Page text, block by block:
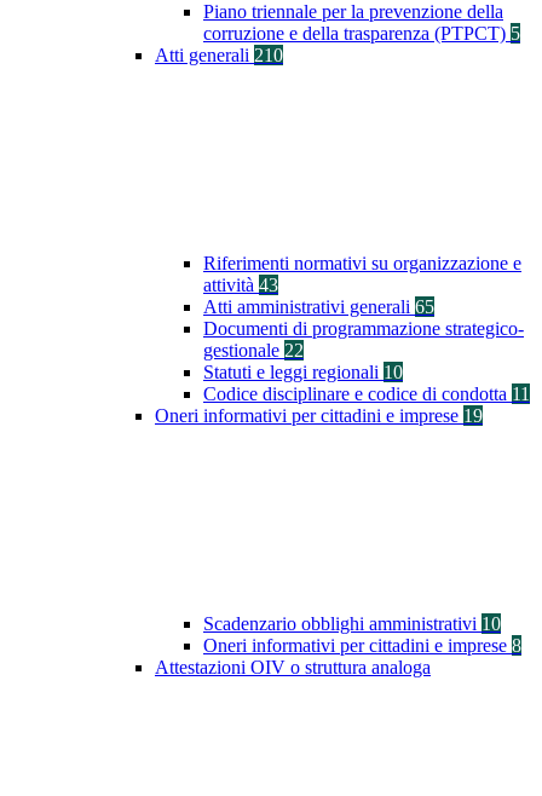
Piano triennale per la prevenzione della
corruzione e della trasparenza (PTPCT) 5
Atti generali 210
Riferimenti normativi su organizzazione e
attività 43
Atti amministrativi generali 65
Documenti di programmazione strategico-
gestionale 22
Statuti e leggi regionali 10
Codice disciplinare e codice di condotta 11
Oneri informativi per cittadini e imprese 19
Scadenzario obblighi amministrativi 10
Oneri informativi per cittadini e imprese 8
Attestazioni OIV o struttura analoga